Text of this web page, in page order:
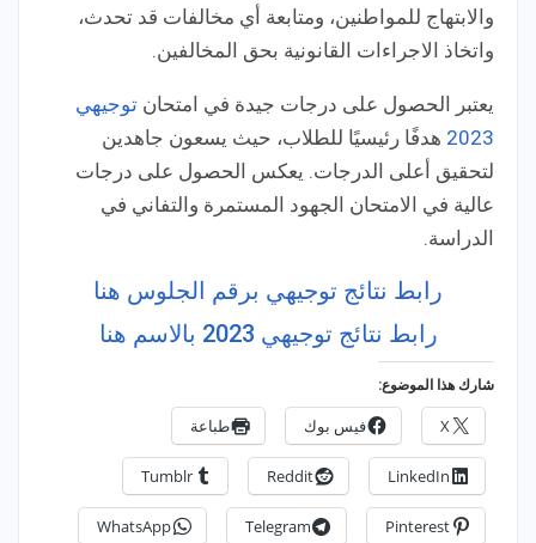
والابتهاج للمواطنين، ومتابعة أي مخالفات قد تحدث،
واتخاذ الاجراءات القانونية بحق المخالفين.
يعتبر الحصول على درجات جيدة في امتحان توجيهي
2023 هدفًا رئيسيًا للطلاب، حيث يسعون جاهدين
لتحقيق أعلى الدرجات. يعكس الحصول على درجات
عالية في الامتحان الجهود المستمرة والتفاني في
الدراسة.
رابط نتائج توجيهي برقم الجلوس هنا
رابط نتائج توجيهي 2023 بالاسم هنا
شارك هذا الموضوع:
X فيس بوك طباعة
LinkedIn
Reddit
Tumblr
Pinterest
Telegram
WhatsApp